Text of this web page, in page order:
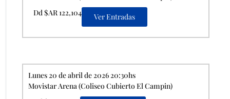
Dd $AR 122,104
Ver Entradas
Lunes 20 de abril de 2026 20:30hs
Movistar Arena (Coliseo Cubierto El Campin)